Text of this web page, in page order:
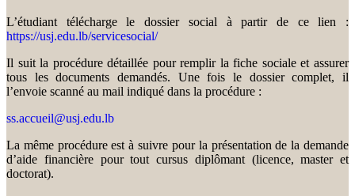
L’étudiant télécharge le dossier social à partir de ce lien :
https://usj.edu.lb/servicesocial/
Il suit la procédure détaillée pour remplir la fiche sociale et assurer
tous les documents demandés. Une fois le dossier complet, il
l’envoie scanné au mail indiqué dans la procédure :
ss.accueil@usj.edu.lb
La même procédure est à suivre pour la présentation de la demande
d’aide financière pour tout cursus diplômant (licence, master et
doctorat).